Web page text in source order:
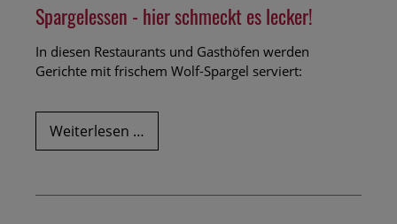
Spargelessen - hier schmeckt es lecker!
In diesen Restaurants und Gasthöfen werden
Gerichte mit frischem Wolf-Spargel serviert:
Weiterlesen …
-